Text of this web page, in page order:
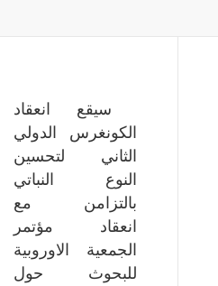
سيقع انعقاد
الكونغرس الدولي
الثاني لتحسين
النوع النباتي
بالتزامن مع
انعقاد مؤتمر
الجمعية الاوروبية
للبحوث حول